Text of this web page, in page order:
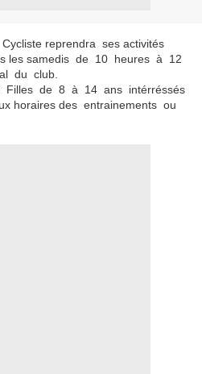
reprendra ses activités
les samedis de 10 heures à 12
du club.
Filles de 8 à 14 ans intérréssés
horaires des entrainements ou